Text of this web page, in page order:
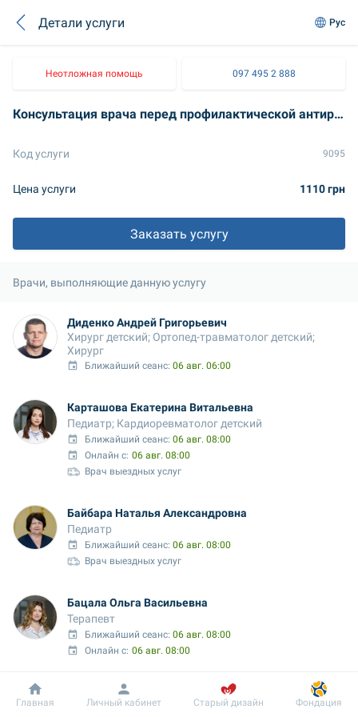
Детали услуги Рус
Неотложная помощь 097 495 2 888
Консультация врача перед профилактической антирабической вакцинацией
Код услуги 9095
Цена услуги 1110 грн
Заказать услугу
Врачи, выполняющие данную услугу
Диденко Андрей Григорьевич
Хирург детский; Ортопед-травматолог детский;
Хирург
Ближайший сеанс: 06 авг. 06:00
Карташова Екатерина Витальевна
Педиатр; Кардиоревматолог детский
Ближайший сеанс: 06 авг. 08:00
Онлайн с: 06 авг. 08:00
Врач выездных услуг
Байбара Наталья Александровна
Педиатр
Ближайший сеанс: 06 авг. 08:00
Врач выездных услуг
Бацала Ольга Васильевна
Терапевт
Ближайший сеанс: 06 авг. 08:00
Онлайн с: 06 авг. 08:00
Засядько Анастасия Валерьевна
Педиатр; Эндокринолог детский
Добробут Информация Пациенту
Главная Личный кабинет Старый дизайн Фондация